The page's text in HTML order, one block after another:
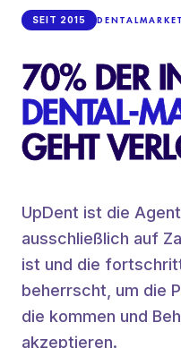
SEIT 2015
70% DER
DENTAL-
GEHT
UpDent ist die
ausschließlich auf
ist und die
beherrscht, um die
die kommen und
akzeptieren.